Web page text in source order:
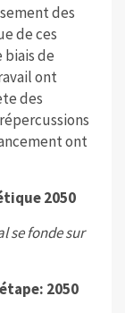
des
de ces
biais de
ont
des
ont
2050
se fonde sur
2050